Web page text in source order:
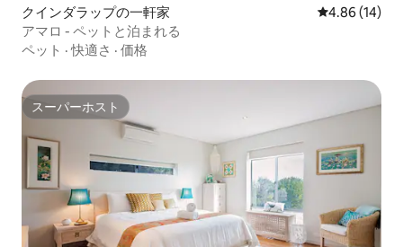
クインダラップの一軒家 レビュー14
4.86 (14)
アマロ - ペットと泊まれる
ペット ·快適さ · 価格
スーパーホスト
スーパーホスト